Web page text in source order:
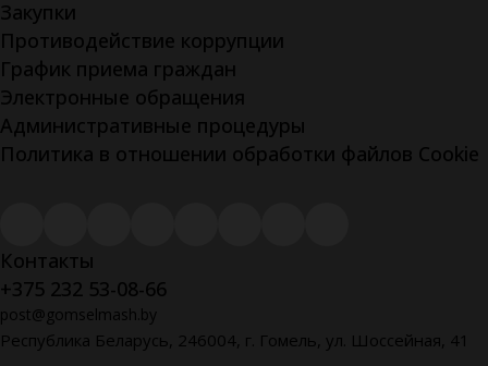
Закупки
Противодействие коррупции
График приема граждан
Электронные обращения
Административные процедуры
Политика в отношении обработки файлов Cookie
Контакты
+375 232 53-08-66
post@gomselmash.by
Республика Беларусь, 246004, г. Гомель, ул. Шоссейная, 41